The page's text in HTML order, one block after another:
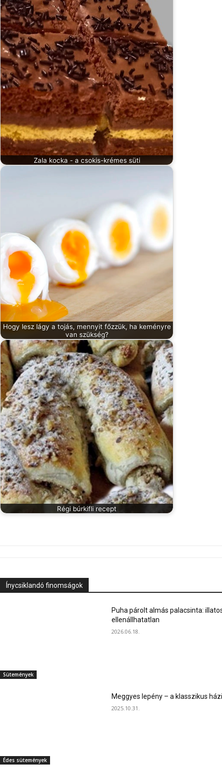
Zala kocka - a csokis-krémes süti
Hogy lesz lágy a tojás, mennyit főzzük, ha keményre
van szükség?
Régi búrkifli recept
Ínycsiklandó finomságok
Sütemények
Puha párolt almás palacsinta:
ellenállhatatlan
2026.06.18.
Édes sütemények
Meggyes lepény – a klasszikus
2025.10.31.